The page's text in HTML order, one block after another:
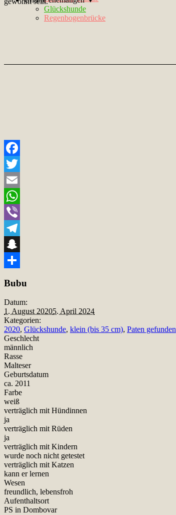
Glückshunde
Regenbogenbrücke
Facebook
Twitter
Email
WhatsApp
Viber
Telegram
Snapchat
Bubu
Datum:
1. August 20205. April 2024
Kategorien:
2020, Glückshunde, klein (bis 35 cm), Paten gefunden
Geschlecht
männlich
Rasse
Malteser
Geburtsdatum
ca. 2011
Farbe
weiß
verträglich mit Hündinnen
ja
verträglich mit Rüden
ja
verträglich mit Kindern
wurde noch nicht getestet
verträglich mit Katzen
kann er lernen
Wesen
freundlich, lebensfroh
Aufenthaltsort
PS in Dombovar